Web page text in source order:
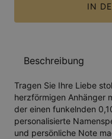
IN
Beschreibung
Tragen Sie Ihre Liebe
herzförmigen Anhänger
der einen funkelnden
personalisierte
und persönliche Note